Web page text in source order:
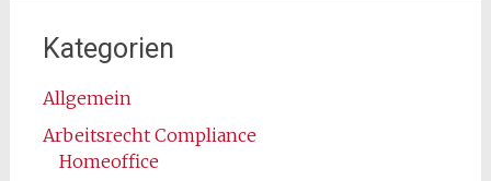
Kategorien
Allgemein
Arbeitsrecht Compliance
Homeoffice